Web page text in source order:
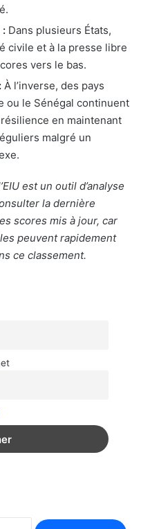
: Dans plusieurs États,
civile et à la presse libre
vers le bas.
À l’inverse, des pays
ou le Sénégal continuent
en maintenant
malgré un
est un outil d’analyse
la dernière
scores mis à jour, car
peuvent rapidement
ce classement.